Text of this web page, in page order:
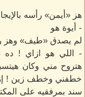
هز «أيمن» رأسه
- أيوة هو
لم يصدق «طيف» وهز
- اللي هو ازاي !
هتروح مني وكان
خطفني وخطف زين !
سند بمرفقيه على